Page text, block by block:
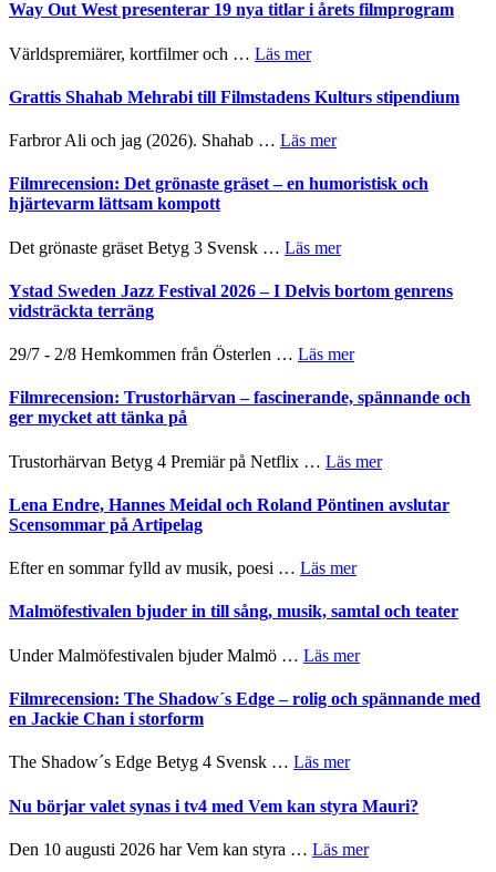
trailern
The
X-
I
to
–
Fox
Mulder
Dana
Scully
Way Out West presenterar 19 nya titlar i årets filmprogram
Världspremiärer, kortfilmer och … Läs merom
Out
19
titlar
filmprogram
Grattis Shahab Mehrabi till Filmstadens Kulturs stipendium
Farbror Ali och jag (2026). Shahab … Läs merom
Shahab
Kulturs
Filmrecension: Det grönaste gräset – en humoristisk och
hjärtevarm lättsam kompott
Det grönaste gräset Betyg 3 Svensk … Läs merom
Det
grönaste
en
och
kompott
Ystad Sweden Jazz Festival 2026 – I Delvis bortom genrens
vidsträckta terräng
29/7 - 2/8 Hemkommen från Österlen … Läs merom
Sweden
Jazz
–
Delvis
vidsträckta
Filmrecension: Trustorhärvan – fascinerande, spännande och
ger mycket att tänka på
Trustorhärvan Betyg 4 Premiär på Netflix … Läs merom
Trustorhärvan
mycket
Lena Endre, Hannes Meidal och Roland Pöntinen avslutar
Scensommar på Artipelag
Efter en sommar fylld av musik, poesi … Läs merom
Endre,
och
Pöntinen
Malmöfestivalen bjuder in till sång, musik, samtal och teater
Under Malmöfestivalen bjuder Malmö … Läs merom
bjuder
in
och
Filmrecension: The Shadow´s Edge – rolig och spännande med
en Jackie Chan i storform
The Shadow´s Edge Betyg 4 Svensk … Läs merom
The
Shadow
Edge
Nu börjar valet synas i tv4 med Vem kan styra Mauri?
Den 10 augusti 2026 har Vem kan styra … Läs merom